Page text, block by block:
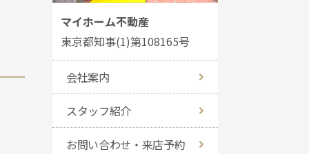
マイホーム不動産
東京都知事(1)第108165号
会社案内
スタッフ紹介
お問い合わせ・来店予約